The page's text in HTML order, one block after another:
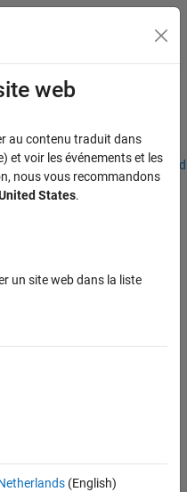
Adresses de nos bureaux
web
au contenu traduit dans
et voir les événements et les
nous vous recommandons
States.
un site web dans la liste
(English)